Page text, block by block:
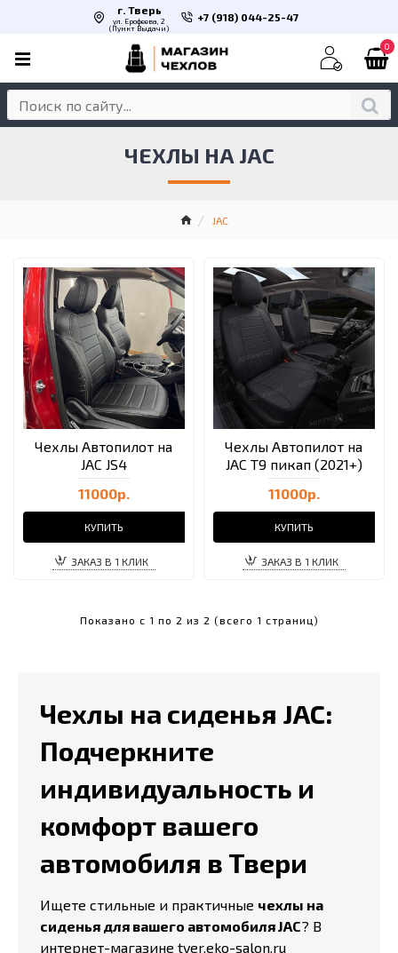
г. Тверь
ул. Ерофеева, 2
(Пункт Выдачи)
+7 (918) 044-25-47
0
JAC
ЧЕХЛЫ НА JAC
Чехлы Автопилот на
JAC JS4
11000р.
КУПИТЬ
ЗАКАЗ В 1 КЛИК
Чехлы Автопилот на
JAC T9 пикап (2021+)
11000р.
КУПИТЬ
ЗАКАЗ В 1 КЛИК
Показано с 1 по 2 из 2 (всего 1 страниц)
Чехлы на сиденья JAC:
Подчеркните
индивидуальность и
комфорт вашего
автомобиля в Твери
Ищете стильные и практичные чехлы на
сиденья для вашего автомобиля JAC? В
интернет-магазине tver.eko-salon.ru